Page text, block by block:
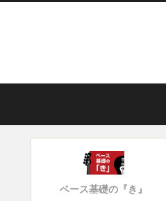
ベース基礎の『き』